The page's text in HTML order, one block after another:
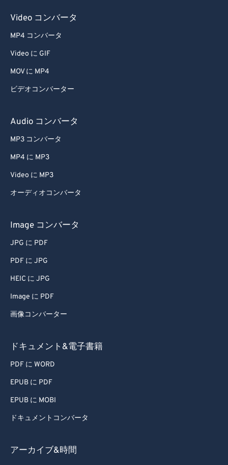
Video コンバータ
MP4 コンバータ
Video に GIF
MOV に MP4
ビデオコンバーター
Audio コンバータ
MP3 コンバータ
MP4 に MP3
Video に MP3
オーディオコンバータ
Image コンバータ
JPG に PDF
PDF に JPG
HEIC に JPG
Image に PDF
画像コンバーター
ドキュメント&電子書籍
PDF に WORD
EPUB に PDF
EPUB に MOBI
ドキュメントコンバータ
アーカイブ&時間